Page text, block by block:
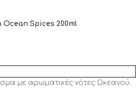
Spices 200ml
με αρωματικές νότες Ωκεανού.